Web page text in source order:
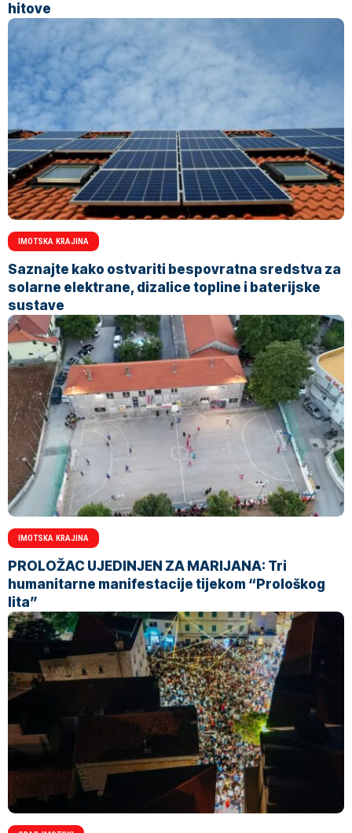
hitove
IMOTSKA KRAJINA
Saznajte kako ostvariti bespovratna sredstva za
solarne elektrane, dizalice topline i baterijske
sustave
IMOTSKA KRAJINA
PROLOŽAC UJEDINJEN ZA MARIJANA: Tri
humanitarne manifestacije tijekom “Prološkog
lita”